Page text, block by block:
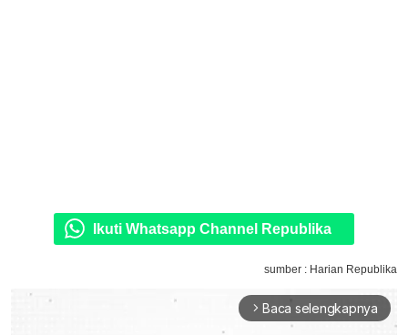
Ikuti Whatsapp Channel Republika
sumber : Harian Republika
arrow_forward_ios Baca selengkapnya